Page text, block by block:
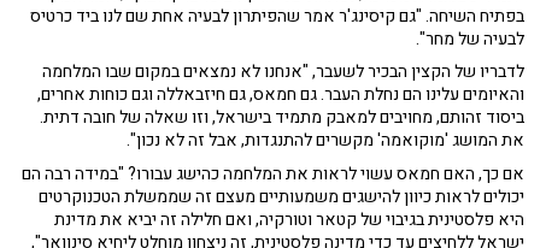
בפתיח השיחה. "גם קיסינג'ר אמר שהפיתרון לבעיה אחת שם לנו ביד כרטיס
לבעיה של מחר".
לדבריו של הקצין הבכיר לשעבר, "אנחנו לא נמצאים במקום שבו המלחמה
והאיומים עלינו הם נחלת העבר. גם חמאס, גם חיזבאללה וגם כוחות אחרים,
ביסוד זהותם, מחויבים למאבק מתמיד בישראל, וזו שאלה של חובה דתית.
את המושג 'מוקואמה' מקשרים להתנגדות, אבל זה לא נכון".
אם כך, האם חמאס עשוי לראות את המלחמה כהישג עבורו? "במידה רבה הם
יכולים לראות כיוון להישגים משמעותיים מעצם זה שממשלת הטכנוקרטים
היא פלסטינית בגיבוי של קטאר וטורקיה, ואם חלילה זה יביא את מדינת
ישראל ללחיצים עד כדי מדינה פלסטינית, זה ניצחון מוחלט ליחיא סינוואר",